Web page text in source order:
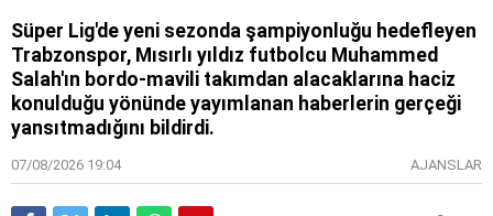
Süper Lig'de yeni sezonda şampiyonluğu hedefleyen
Trabzonspor, Mısırlı yıldız futbolcu Muhammed
Salah'ın bordo-mavili takımdan alacaklarına haciz
konulduğu yönünde yayımlanan haberlerin gerçeği
yansıtmadığını bildirdi.
07/08/2026 19:04 AJANSLAR